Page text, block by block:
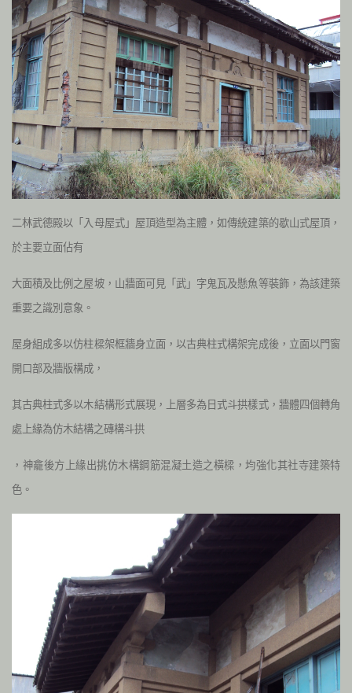
二林武德殿以「入母屋式」屋頂造型為主體，如傳統建築的歇山式屋頂，
於主要立面佔有
大面積及比例之屋坡，山牆面可見「武」字鬼瓦及懸魚等裝飾，為該建築
重要之識別意象。
屋身組成多以仿柱樑架框牆身立面，以古典柱式構架完成後，立面以門窗
開口部及牆版構成，
其古典柱式多以木結構形式展現，上層多為日式斗拱樣式，牆體四個轉角
處上緣為仿木結構之磚構斗拱
，神龕後方上緣出挑仿木構鋼筋混凝土造之橫樑，均強化其社寺建築特
色。